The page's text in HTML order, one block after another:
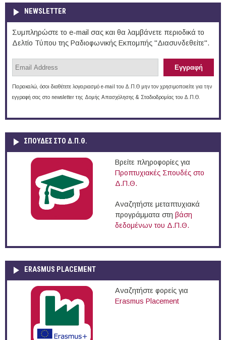
NEWSLETTER
Συμπληρώστε το e-mail σας και θα λαμβάνετε περιοδικά το
Δελτίο Τύπου της Ραδιοφωνικής Εκπομπής "Διασυνδεθείτε".
Παρακαλώ, όσοι διαθέτετε λογαριασμό e-mail του Δ.Π.Θ μην τον χρησιμοποιείτε για την
εγγραφή σας στο newsletter της Δομής Απασχόλησης & Σταδιοδρομίας του Δ.Π.Θ.
ΣΠΟΥΔΈΣ ΣΤΟ Δ.Π.Θ.
Βρείτε πληροφορίες για
Προπτυχιακές Σπουδές στο
Δ.Π.Θ.
Αναζητήστε μεταπτυχιακά
προγράμματα στη βάση
δεδομένων του Δ.Π.Θ.
ERASMUS PLACEMENT
Αναζητήστε φορείς για
Erasmus Placement